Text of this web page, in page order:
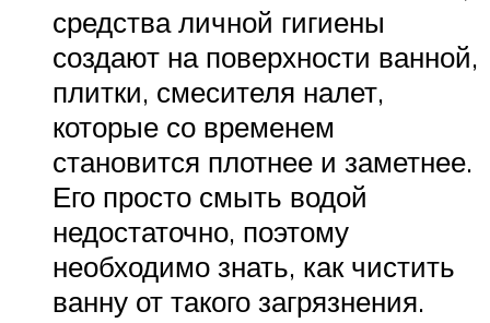
средства личной гигиены
создают на поверхности ванной,
плитки, смесителя налет,
которые со временем
становится плотнее и заметнее.
Его просто смыть водой
недостаточно, поэтому
необходимо знать, как чистить
ванну от такого загрязнения.